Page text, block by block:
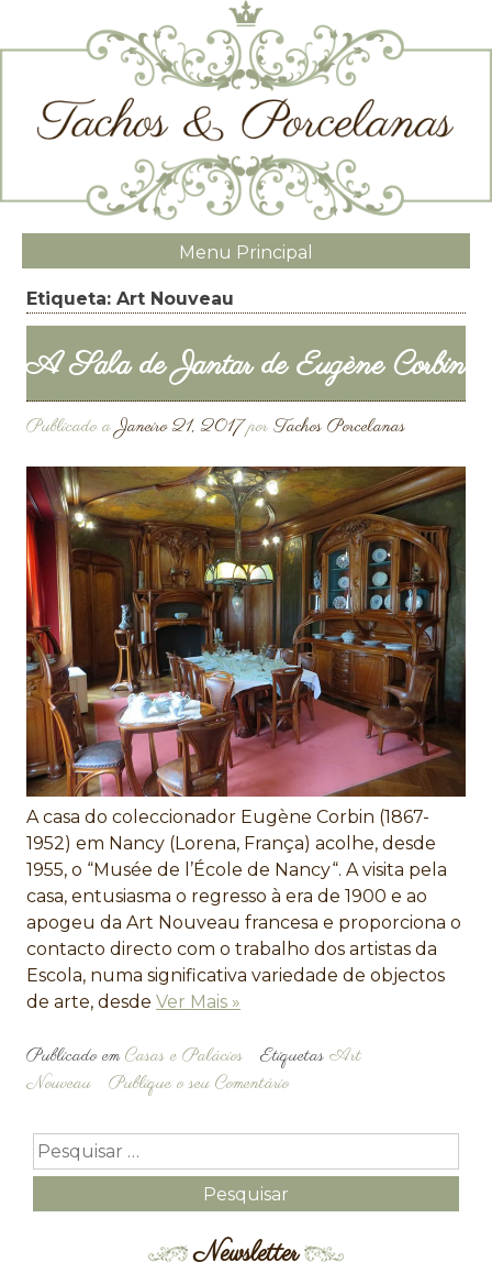
Menu Principal
Etiqueta: Art Nouveau
A Sala de Jantar de Eugène Corbin
Publicado aJaneiro 21, 2017por Tachos Porcelanas
A casa do coleccionador Eugène Corbin (1867-
1952) em Nancy (Lorena, França) acolhe, desde
1955, o “Musée de l’École de Nancy“. A visita pela
casa, entusiasma o regresso à era de 1900 e ao
apogeu da Art Nouveau francesa e proporciona o
contacto directo com o trabalho dos artistas da
Escola, numa significativa variedade de objectos
de arte, desde Ver Mais »
Publicado emCasas e Palácios Etiquetas Art
Nouveau
Publique o seu Comentário
Newsletter